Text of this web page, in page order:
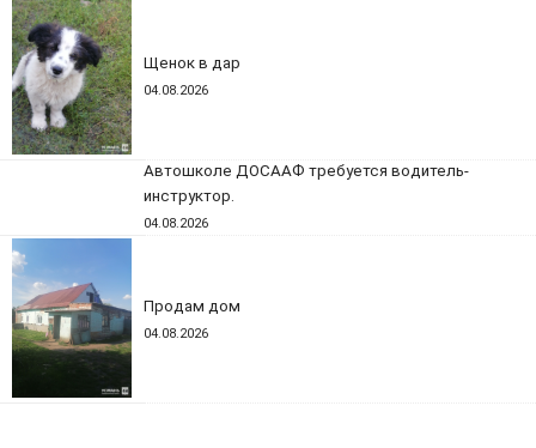
Щенок в дар
04.08.2026
Автошколе ДОСААФ требуется водитель-
инструктор.
04.08.2026
Продам дом
04.08.2026